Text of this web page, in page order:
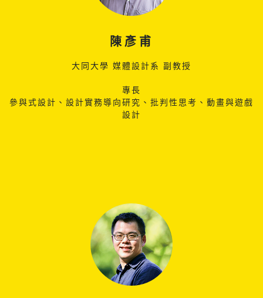
陳彥甫
大同大學 媒體設計系 副教授
專長
參與式設計、設計實務導向研究、批判性思考、動畫與遊戲
設計